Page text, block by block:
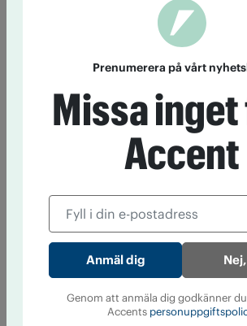
Prenumerera på vårt
Missa
Accent
Genom att anmäla dig godkänner
Accents